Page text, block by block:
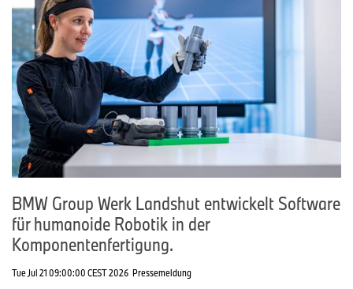
BMW Group Werk Landshut entwickelt Software
für humanoide Robotik in der
Komponentenfertigung.
Tue Jul 21 09:00:00 CEST 2026 Pressemeldung